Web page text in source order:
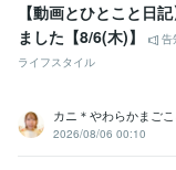
フランス語 日常会話
スペイン語 日常会話
イタリア語
ポルトガル語
日常会
【動画とひとこと日
ました【8/6(木)】
告
ライフスタイル
カニ＊やわらかまご
2026/08/06 00:10